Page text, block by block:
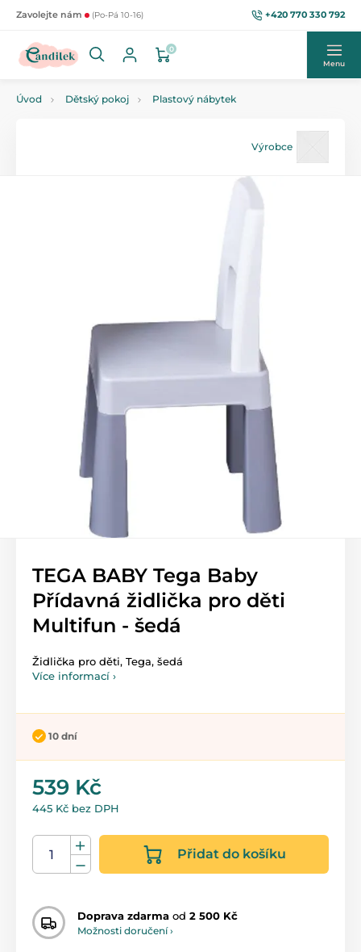
Zavolejte nám (Po-Pá 10-16) +420 770 330 792
0
Menu
Úvod Dětský pokoj Plastový nábytek
Výrobce
TEGA BABY Tega Baby
Přídavná židlička pro děti
Multifun - šedá
Židlička pro děti, Tega, šedá
Více informací ›
10 dní
539 Kč
445 Kč bez DPH
Přidat do košíku
Doprava zdarma od 2 500 Kč
Možnosti doručení ›